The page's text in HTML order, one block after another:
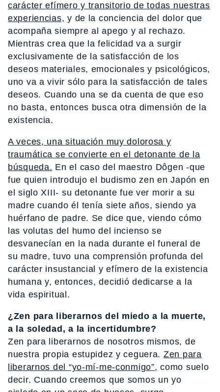
carácter efímero y transitorio de todas nuestras
experiencias, y de la conciencia del dolor que
acompaña siempre al apego y al rechazo.
Mientras crea que la felicidad va a surgir
exclusivamente de la satisfacción de los
deseos materiales, emocionales y psicológicos,
uno va a vivir sólo para la satisfacción de tales
deseos. Cuando una se da cuenta de que eso
no basta, entonces busca otra dimensión de la
existencia.
A veces, una situación muy dolorosa y
traumática se convierte en el detonante de la
búsqueda. En el caso del maestro Dôgen -que
fue quien introdujo el budismo zen en Japón en
el siglo XIII- su detonante fue ver morir a su
madre cuando él tenía siete años, siendo ya
huérfano de padre. Se dice que, viendo cómo
las volutas del humo del incienso se
desvanecían en la nada durante el funeral de
su madre, tuvo una comprensión profunda del
carácter insustancial y efímero de la existencia
humana y, entonces, decidió dedicarse a la
vida espiritual.
¿Zen para liberarnos del miedo a la muerte,
a la soledad, a la incertidumbre?
Zen para liberarnos de nosotros mismos, de
nuestra propia estupidez y ceguera. Zen para
liberarnos del “yo-mí-me-conmigo”, como suelo
decir. Cuando creemos que somos un yo